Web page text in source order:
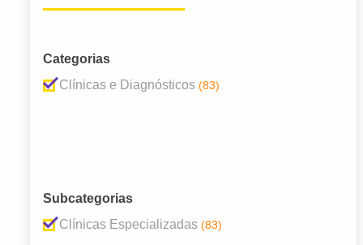
Categorias
Clínicas e Diagnósticos (83)
Subcategorias
Clínicas Especializadas (83)